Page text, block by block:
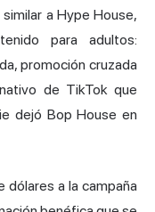
a Hype House,
para adultos:
promoción cruzada
de TikTok que
dejó Bop House en
dólares a la campaña